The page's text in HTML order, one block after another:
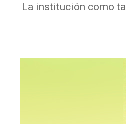
La institución como